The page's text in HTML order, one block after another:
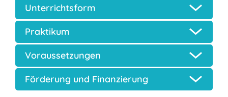
Unterrichtsform
Praktikum
Voraussetzungen
Förderung und Finanzierung